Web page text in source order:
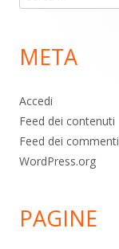
pagina
per:
META
Accedi
Feed dei contenuti
Feed dei commenti
WordPress.org
PAGINE